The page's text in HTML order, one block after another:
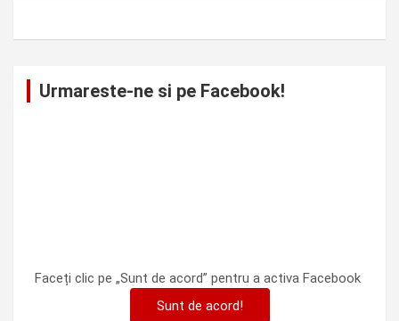
Urmareste-ne si pe Facebook!
Faceți clic pe „Sunt de acord” pentru a activa Facebook
Sunt de acord!